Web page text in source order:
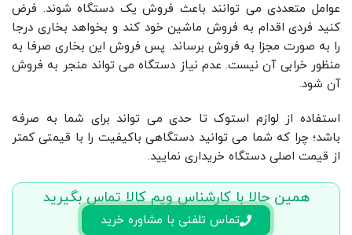
عوامل متعددی می توانند باعث فروش یک دستگاه شوند. فرض
کنید فردی اقدام به فروش ماشین خود کند و بخواهد بخاری درجا
را به صورت مجزا به فروش برساند. پس فروش این بخاری صرفا به
منظور خرابی آن نیست. عدم نیاز دستگاه می تواند منجر به فروش
آن شود.
استفاده از لوازم استوک تا حدی می تواند برای شما به صرفه
باشد؛ چرا که شما می توانید دستگاهی باکیفیت را با قیمتی کمتر
از قیمت اصلی دستگاه خریداری نمایید.
همین حالا با کارشناس ویم کالا تماس بگیرید
تماس تلفنی با مشاوره خرید